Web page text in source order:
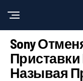
Sony
Приставки
Называя